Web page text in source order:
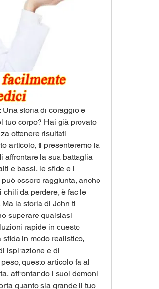
storia di coraggio e
tuo corpo? Hai già provato
ottenere risultati
articolo, ti presenteremo la
affrontare la sua battaglia
e bassi, le sfide e i
essere raggiunta, anche
chili da perdere, è facile
la storia di John ti
superare qualsiasi
rapide in questo
sfida in modo realistico,
ispirazione e di
questo articolo fa al
affrontando i suoi demoni
quanto sia grande il tuo